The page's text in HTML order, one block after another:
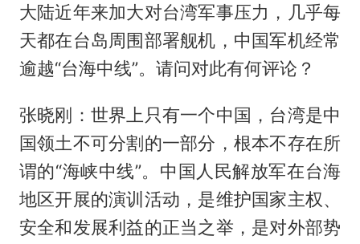
大陆近年来加大对台湾军事压力，几乎每
天都在台岛周围部署舰机，中国军机经常
逾越“台海中线”。请问对此有何评论？
张晓刚：世界上只有一个中国，台湾是中
国领土不可分割的一部分，根本不存在所
谓的“海峡中线”。中国人民解放军在台海
地区开展的演训活动，是维护国家主权、
安全和发展利益的正当之举，是对外部势